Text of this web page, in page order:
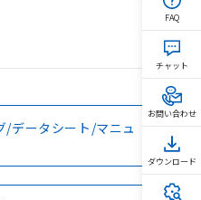
/データシート/マニュ
FAQ
チャット
お問い合わせ
ダウンロード